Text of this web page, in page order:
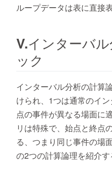
ループデータは表に直接
V.インターバ
ック
インターバル分析の計算
けられ、1つは通常のイ
点の事件が異なる場面に
リは特殊で、始点と終点
る、つまり同じ事件の場
の2つの計算論理を紹介す